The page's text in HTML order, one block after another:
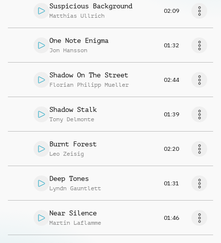
Suspicious Background
Matthias Ullrich
02:09
One Note Enigma
Jon Hansson
01:32
Shadow On The Street
Florian Philipp Mueller
02:44
Shadow Stalk
Tony Delmonte
01:39
Burnt Forest
Leo Zeisig
02:20
Deep Tones
Lyndn Gauntlett
01:31
Near Silence
Martin Laflamme
01:46